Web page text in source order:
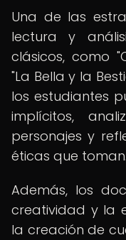
Una de las
lectura y
clásicos, como
"La Bella y la
los estudiantes
implícitos,
personajes y
éticas que toman.
Además, los
creatividad y la
la creación de